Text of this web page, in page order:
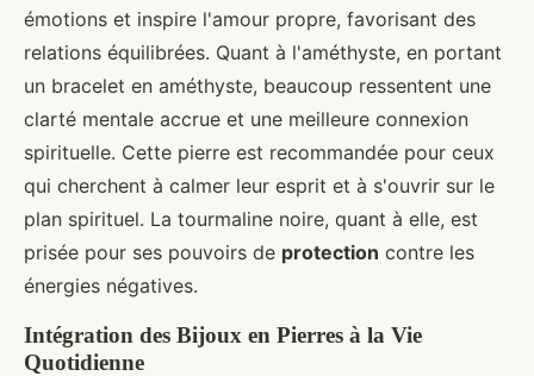
émotions et inspire l'amour propre, favorisant des
relations équilibrées. Quant à l'améthyste, en portant
un bracelet en améthyste, beaucoup ressentent une
clarté mentale accrue et une meilleure connexion
spirituelle. Cette pierre est recommandée pour ceux
qui cherchent à calmer leur esprit et à s'ouvrir sur le
plan spirituel. La tourmaline noire, quant à elle, est
prisée pour ses pouvoirs de protection contre les
énergies négatives.
Intégration des Bijoux en Pierres à la Vie
Quotidienne